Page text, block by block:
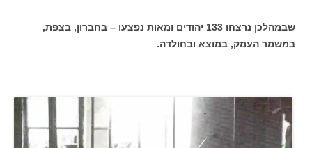
שבמהלכן נרצחו 133 יהודים ומאות נפצעו – בחברון, בצפת,
במשמר העמק, במוצא ובחולדה.